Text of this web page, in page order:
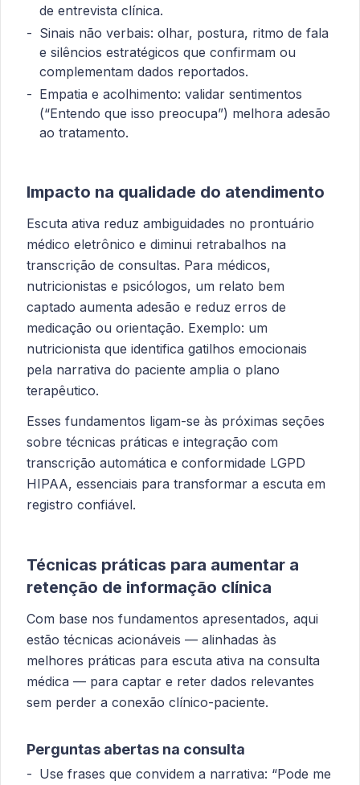
de entrevista clínica.
Sinais não verbais: olhar, postura, ritmo de fala
e silêncios estratégicos que confirmam ou
complementam dados reportados.
Empatia e acolhimento: validar sentimentos
(“Entendo que isso preocupa”) melhora adesão
ao tratamento.
Impacto na qualidade do atendimento
Escuta ativa reduz ambiguidades no prontuário
médico eletrônico e diminui retrabalhos na
transcrição de consultas. Para médicos,
nutricionistas e psicólogos, um relato bem
captado aumenta adesão e reduz erros de
medicação ou orientação. Exemplo: um
nutricionista que identifica gatilhos emocionais
pela narrativa do paciente amplia o plano
terapêutico.
Esses fundamentos ligam-se às próximas seções
sobre técnicas práticas e integração com
transcrição automática e conformidade LGPD
HIPAA, essenciais para transformar a escuta em
registro confiável.
Técnicas práticas para aumentar a
retenção de informação clínica
Com base nos fundamentos apresentados, aqui
estão técnicas acionáveis — alinhadas às
melhores práticas para escuta ativa na consulta
médica — para captar e reter dados relevantes
sem perder a conexão clínico-paciente.
Perguntas abertas na consulta
Use frases que convidem a narrativa: “Pode me